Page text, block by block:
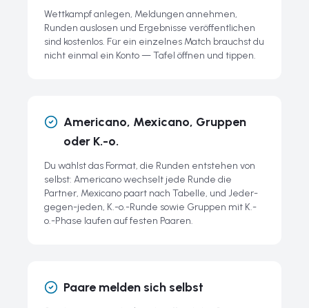
Wettkampf anlegen, Meldungen annehmen,
Runden auslosen und Ergebnisse veröffentlichen
sind kostenlos. Für ein einzelnes Match brauchst du
nicht einmal ein Konto — Tafel öffnen und tippen.
Americano, Mexicano, Gruppen
oder K.-o.
Du wählst das Format, die Runden entstehen von
selbst: Americano wechselt jede Runde die
Partner, Mexicano paart nach Tabelle, und Jeder-
gegen-jeden, K.-o.-Runde sowie Gruppen mit K.-
o.-Phase laufen auf festen Paaren.
Paare melden sich selbst